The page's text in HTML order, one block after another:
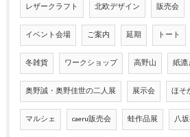
レザークラフト 北欧デザイン 販売会
イベント会場 ご案内 延期 トート
冬雑貨 ワークショップ 高野山 紙漉
奥野誠・奥野佳世の二人展 展示会 ほそ
マルシェ caeru販売会 蛙作品展 八